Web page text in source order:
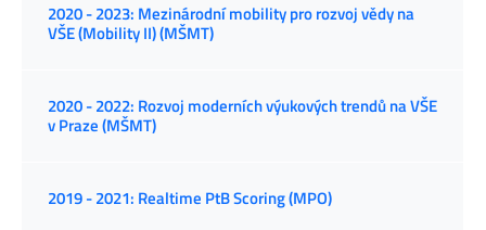
2020 - 2023: Mezinárodní mobility pro rozvoj vědy na
VŠE (Mobility II) (MŠMT)
2020 - 2022: Rozvoj moderních výukových trendů na VŠE
v Praze (MŠMT)
2019 - 2021: Realtime PtB Scoring (MPO)